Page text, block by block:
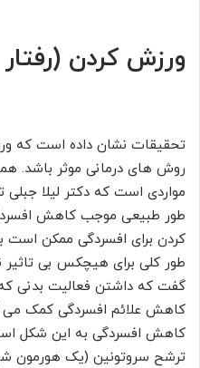
ورزش کردن (رفتار
تحقیقات نشان داده است که
روش های درمانی موثر باشد.
مواردی است که دکتر لیلا جبلی
طور طبیعی موجب کاهش
کردن برای افسردگی ممکن است
طور کلی برای هیچکس بی
گفت که داشتن فعالیت بدنی
کاهش علائم افسردگی کمک می
کاهش افسردگی به این شکل
ترشح سروتونین (یک هورمون